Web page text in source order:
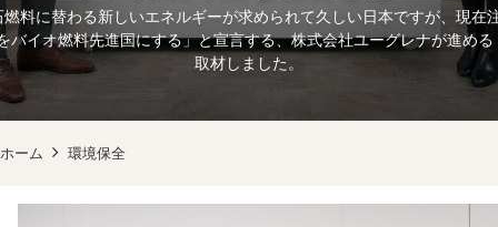
料に替わる新しいエネルギーが求められて久しい日本ですが、現在
バイオ燃料先進国にする」と宣言する、株式会社ユーグレナが進める
取材しました。
ホーム 環境保全